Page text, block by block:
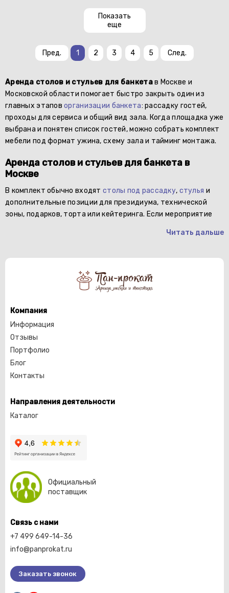
Показать
еще
Пред. 1 2 3 4 5 След.
Аренда столов и стульев для банкетав Москве и
Московской области помогает быстро закрыть один из
главных этаповорганизации банкета: рассадку гостей,
проходы для сервиса и общий вид зала. Когда площадка уже
выбрана и понятен список гостей, можно собрать комплект
мебели под формат ужина, схему зала и тайминг монтажа.
Аренда столов и стульев для банкета в
Москве
В комплект обычно входят столы под рассадку, стулья и
дополнительные позиции для президиума, технической
зоны, подарков, торта или кейтеринга. Если мероприятие
Читать дальше
Компания
Информация
Отзывы
Портфолио
Блог
Контакты
Направления деятельности
Каталог
Официальный
поставщик
Связь с нами
+7 499 649-14-36
info@panprokat.ru
Заказать звонок